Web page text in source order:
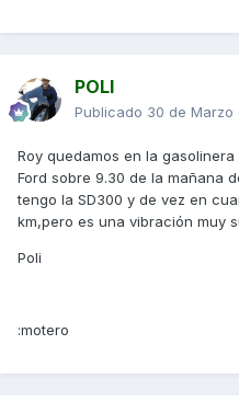
POLI
Publicado 30 de Marzo
Roy quedamos en la
Ford sobre 9.30 de la mañana
tengo la SD300 y de vez en
km,pero es una vibración muy
Poli
:motero